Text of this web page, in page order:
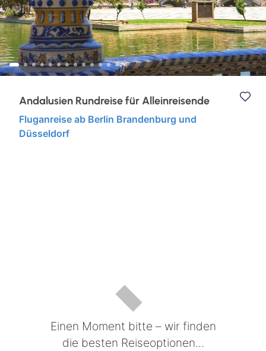
Eventreisen
Klassische Konzerte
Konzertreisen
Kurzurlaub
Kunst, Kultur & Kulinarik
Ruhr & Rhein
Europa
Andalusien Rundreise für Alleinreisende
Fluganreise ab Berlin Brandenburg und
Düsseldorf
Einen Moment bitte – wir finden
die besten Reiseoptionen...